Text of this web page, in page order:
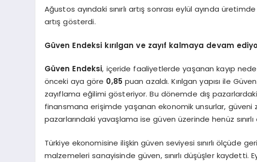
Ağustos ayındaki sınırlı artış sonrası eylül ayında
artış gösterdi.
Güven Endeksi kırılgan ve zayıf kalmaya devam
Güven Endeksi, içeride faaliyetlerde yaşanan kayıp
önceki aya göre 0,85 puan azaldı. Kırılgan yapısı ile
zayıflama eğilimi gösteriyor. Bu dönemde dış
finansmana erişimde yaşanan ekonomik unsurlar, güveni
pazarlarındaki yavaşlama ise güven üzerinde henüz
Türkiye ekonomisine ilişkin güven seviyesi sınırlı ölçüde
malzemeleri sanayisinde güven, sınırlı düşüşler kaydetti.